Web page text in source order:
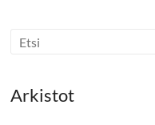
Arkistot